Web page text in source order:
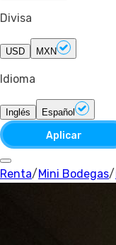
Divisa
USD MXN
Idioma
Inglés Español
Aplicar
Renta/ Mini Bodegas/